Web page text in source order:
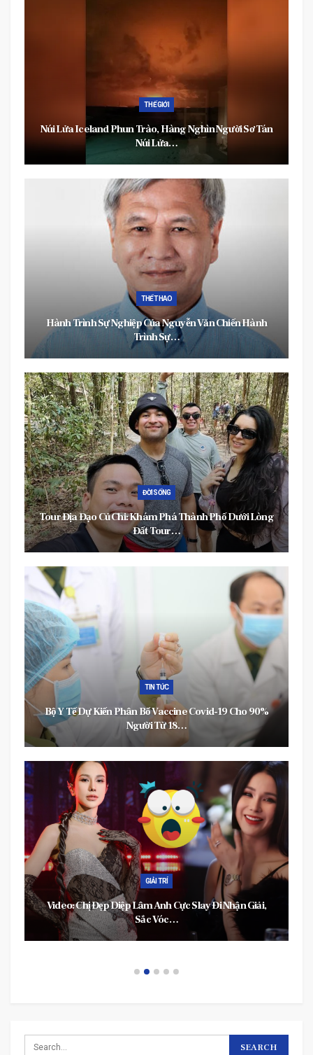
THẾ GIỚI
Núi Lửa Iceland Phun Trào, Hàng Nghìn Người Sơ Tán
Núi Lửa…
THỂ THAO
Hành Trình Sự Nghiệp Của Nguyễn Văn Chiến Hành
Trình Sự…
ĐỜI SỐNG
Tour Địa Đạo Củ Chi: Khám Phá Thành Phố Dưới Lòng
Đất Tour…
TIN TỨC
Bộ Y Tế Dự Kiến Phân Bổ Vaccine Covid-19 Cho 90%
Người Từ 18…
GIẢI TRÍ
Video: Chị Đẹp Diệp Lâm Anh Cực Slay Đi Nhận Giải,
Sắc Vóc…